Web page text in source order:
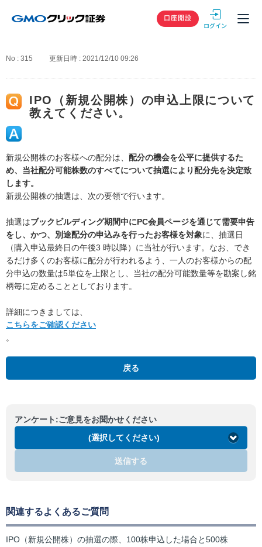
GMOクリック
口座開設
No : 315 更新日時 : 2021/12/10 09:26
IPO（新規公開株）の申込上限について
教えてください。
新規公開株のお客様への配分は、 配分の機会を公平に提供するた
め、当社配分可能株数のすべてについて抽選により配分先を決定致
します。
新規公開株の抽選は、次の要領で行います。
抽選はブックビルディング期間中にPC会員ページを通じて需要申告
をし、かつ、別途配分の申込みを行ったお客様を対象に、抽選日
（購入申込最終日の午後3 時以降）に当社が行います。なお、でき
るだけ多くのお客様に配分が行われるよう、一人のお客様からの配
分申込の数量は5単位を上限とし、当社の配分可能数量等を勘案し銘
柄毎に定めることとしております。
詳細につきましては、
こちらをご確認ください
。
戻る
アンケート:ご意見をお聞かせください
(選択してください)
送信する
関連するよくあるご質問
IPO（新規公開株）の抽選の際、100株申込した場合と500株